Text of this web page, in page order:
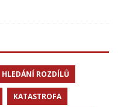
HLEDÁNÍ ROZDÍLŮ
KATASTROFA